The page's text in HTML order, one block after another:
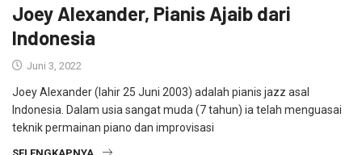
Joey Alexander, Pianis Ajaib dari
Indonesia
Juni 3, 2022
Joey Alexander (lahir 25 Juni 2003) adalah pianis jazz asal
Indonesia. Dalam usia sangat muda (7 tahun) ia telah menguasai
teknik permainan piano dan improvisasi